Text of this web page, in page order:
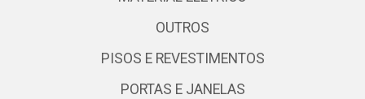
OUTROS
PISOS E REVESTIMENTOS
PORTAS E JANELAS